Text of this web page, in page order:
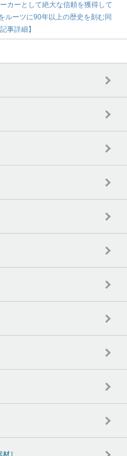
カーとして絶大な信頼を獲得して
ルーツに90年以上の歴史を刻む同
事詳細】